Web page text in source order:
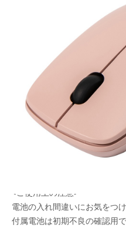
スタンダードモデルマウ
メーカー希望小売価格：
¥3,080
利き手を選ばない左右対称形状
面倒な設定不要。レシーバー
不使用時、レシーバーを本体
<ご使用上の注意>
電池の入れ間違いにお気をつけ
付属電池は初期不良の確認用